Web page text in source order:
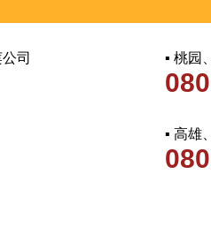
司 ▪ 桃园
▪ 高雄